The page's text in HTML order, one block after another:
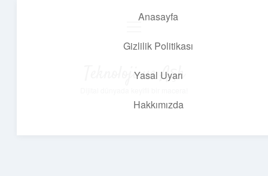
Anasayfa
Gizlilik Politikası
Yasal Uyarı
Hakkımızda
Teknoloji ve Aşk